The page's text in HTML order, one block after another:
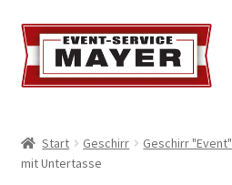
Event-Service
Start Geschirr Geschirr "Event"
mit Untertasse